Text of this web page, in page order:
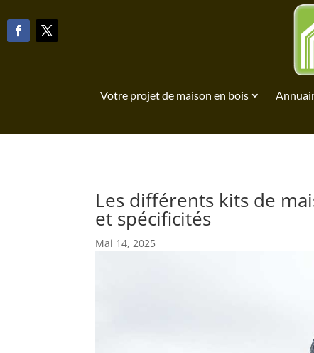
Votre projet de maison en bois
Les différents kits de
et spécificités
Mai 14, 2025